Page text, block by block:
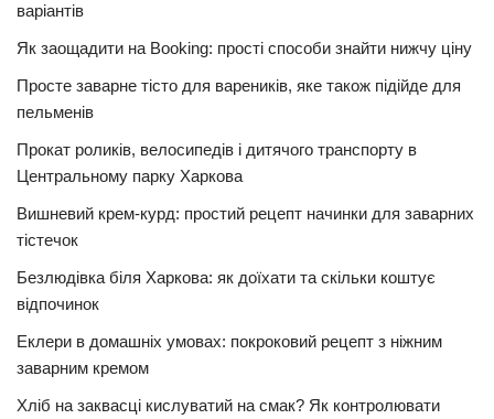
варіантів
Як заощадити на Booking: прості способи знайти нижчу ціну
Просте заварне тісто для вареників, яке також підійде для
пельменів
Прокат роликів, велосипедів і дитячого транспорту в
Центральному парку Харкова
Вишневий крем-курд: простий рецепт начинки для заварних
тістечок
Безлюдівка біля Харкова: як доїхати та скільки коштує
відпочинок
Еклери в домашніх умовах: покроковий рецепт з ніжним
заварним кремом
Хліб на заквасці кислуватий на смак? Як контролювати